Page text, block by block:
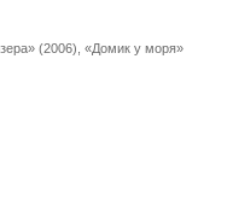
(2006), «Домик у моря»